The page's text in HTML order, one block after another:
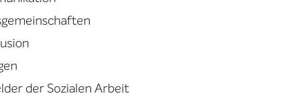
der Sozialen Arbeit